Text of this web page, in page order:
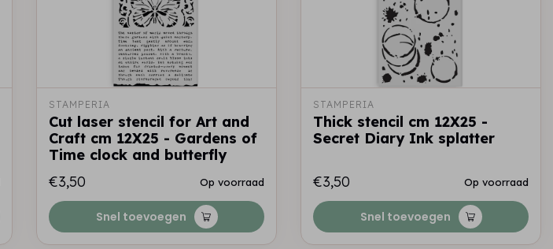
STAMPERIA
Cut laser stencil for Art and
Craft cm 12X25 - Gardens of
Time clock and butterfly
€3,50
Op voorraad
Snel toevoegen
STAMPERIA
Thick stencil cm 12X25 -
Secret Diary Ink splatter
€3,50 Op voorraad
Snel toevoegen